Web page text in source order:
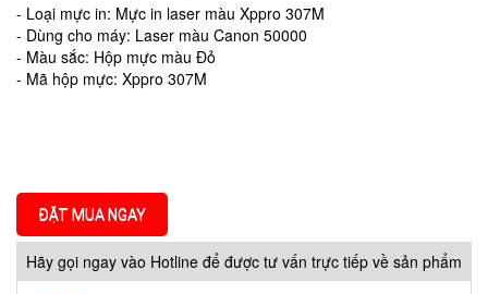
- Loại mực in: Mực in laser màu Xppro 307M
- Dùng cho máy: Laser màu Canon 50000
- Màu sắc: Hộp mực màu Đỏ
- Mã hộp mực: Xppro 307M
ĐẶT MUA NGAY
Hãy gọi ngay vào Hotline để được tư vấn trực tiếp về sản phẩm